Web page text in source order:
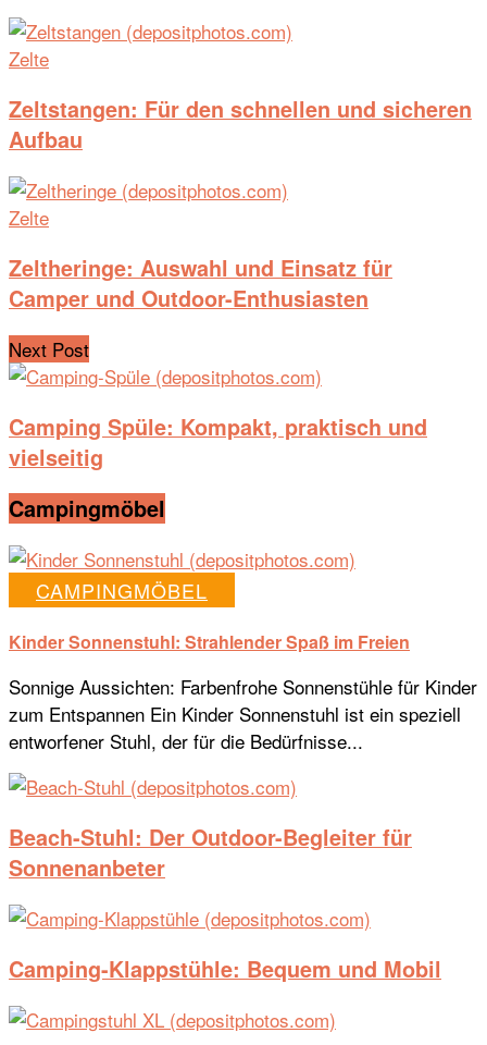
Zelte
Zeltstangen: Für den schnellen und sicheren
Aufbau
Zelte
Zeltheringe: Auswahl und Einsatz für
Camper und Outdoor-Enthusiasten
Next Post
Camping Spüle: Kompakt, praktisch und
vielseitig
Campingmöbel
CAMPINGMÖBEL
Kinder Sonnenstuhl: Strahlender Spaß im Freien
Sonnige Aussichten: Farbenfrohe Sonnenstühle für Kinder
zum Entspannen Ein Kinder Sonnenstuhl ist ein speziell
entworfener Stuhl, der für die Bedürfnisse...
Beach-Stuhl: Der Outdoor-Begleiter für
Sonnenanbeter
Camping-Klappstühle: Bequem und Mobil